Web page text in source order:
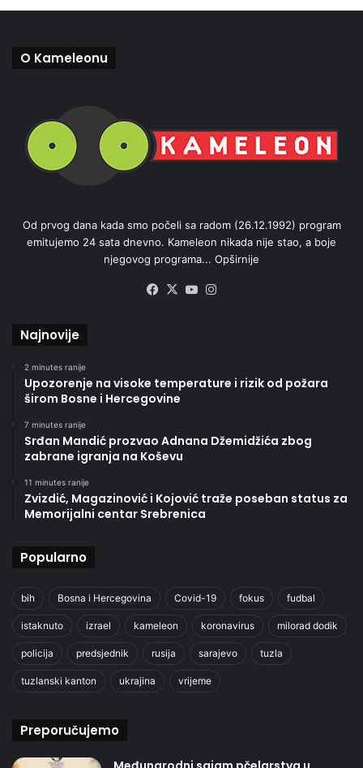
O Kameleonu
Od prvog dana kada smo počeli sa radom (26.12.1992) program
emitujemo 24 sata dnevno. Kameleon nikada nije stao, a boje
njegovog programa... Opširnije
Facebook
X YouTube
Najnovije
2 minutes ranije
Upozorenje na visoke temperature i rizik od požara
širom Bosne i Hercegovine
7 minutes ranije
Srđan Mandić prozvao Adnana Džemidžića zbog
zabrane igranja na Koševu
11 minutes ranije
Zvizdić, Magazinović i Kojović traže poseban status za
Memorijalni centar Srebrenica
Popularno
bih Bosna i Hercegovina Covid-19 fokus fudbal
istaknuto izrael kameleon koronavirus milorad dodik
policija predsjednik rusija sarajevo tuzla
tuzlanski kanton ukrajina vrijeme
Preporučujemo